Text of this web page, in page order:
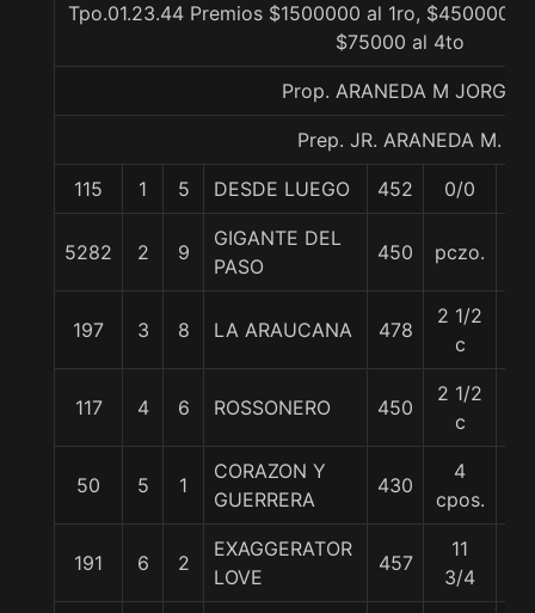
Tpo.01.23.44 Premios $1500000 al 1ro, $450000
$75000 al 4to
Prop. ARANEDA M JORGE
Prep. JR. ARANEDA M.
115 1 5 DESDE LUEGO 452 0/0
5282 2 9
GIGANTE DEL
PASO
450 pczo.
197 3 8 LA ARAUCANA 478
2 1/2
c
117 4 6 ROSSONERO 450
2 1/2
c
50 5 1
CORAZON Y
GUERRERA
430
4
cpos.
191 6 2
EXAGGERATOR
LOVE
457
11
3/4